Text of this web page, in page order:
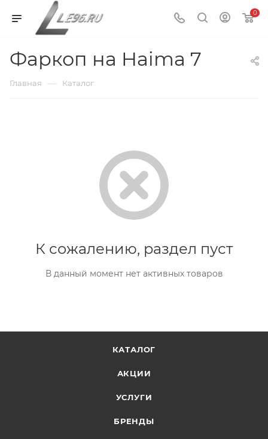
0
Фаркоп на Haima 7
Главная — Каталог
К сожалению, раздел пуст
В данный момент нет активных товаров
КАТАЛОГ
АКЦИИ
УСЛУГИ
БРЕНДЫ